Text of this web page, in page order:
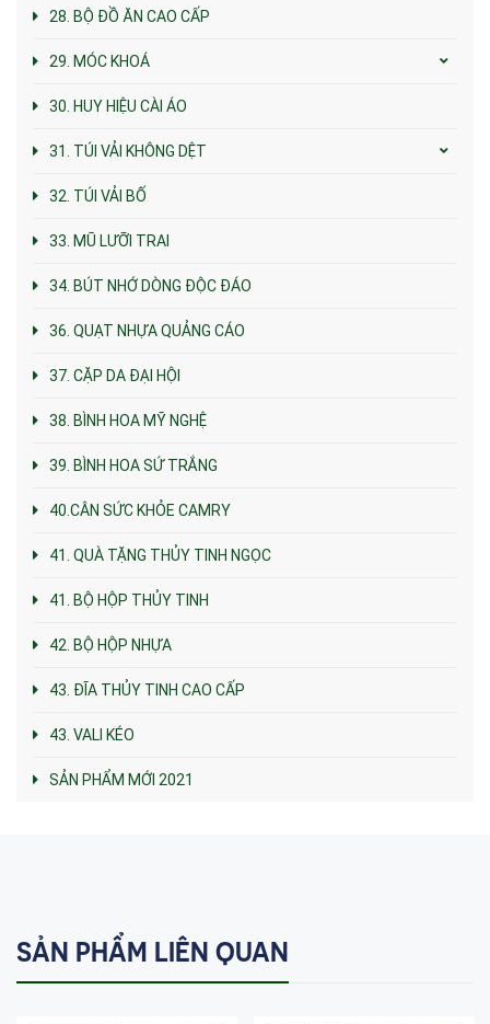
28. BỘ ĐỒ ĂN CAO CẤP
29. MÓC KHOÁ
30. HUY HIỆU CÀI ÁO
31. TÚI VẢI KHÔNG DỆT
32. TÚI VẢI BỐ
33. MŨ LƯỠI TRAI
34. BÚT NHỚ DÒNG ĐỘC ĐÁO
36. QUẠT NHỰA QUẢNG CÁO
37. CẶP DA ĐẠI HỘI
38. BÌNH HOA MỸ NGHỆ
39. BÌNH HOA SỨ TRẮNG
40.CÂN SỨC KHỎE CAMRY
41. QUÀ TẶNG THỦY TINH NGỌC
41. BỘ HỘP THỦY TINH
42. BỘ HỘP NHỰA
43. ĐĨA THỦY TINH CAO CẤP
43. VALI KÉO
SẢN PHẨM MỚI 2021
SẢN PHẨM LIÊN QUAN